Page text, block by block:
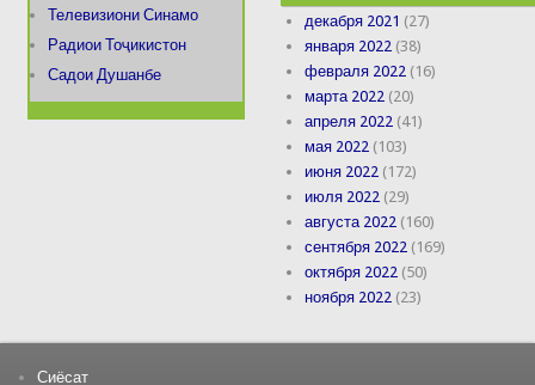
Телевизиони Синамо
Радиои Тоҷикистон
Садои Душанбе
декабря 2021 (27)
января 2022 (38)
февраля 2022 (16)
марта 2022 (20)
апреля 2022 (41)
мая 2022 (103)
июня 2022 (172)
июля 2022 (29)
августа 2022 (160)
сентября 2022 (169)
октября 2022 (50)
ноября 2022 (23)
Сиёсат